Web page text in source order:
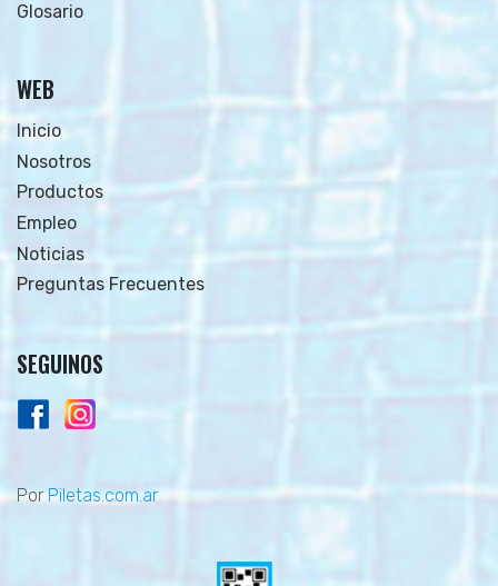
Glosario
WEB
Inicio
Nosotros
Productos
Empleo
Noticias
Preguntas Frecuentes
SEGUINOS
PorPiletas.com.ar